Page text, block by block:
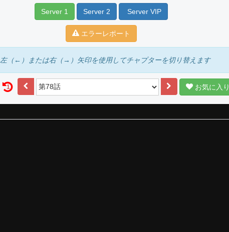
Server 1 Server 2 Server VIP
エラーレポート
左（←）または右（→）矢印を使用してチャプターを切り替えます
1 お気に入り